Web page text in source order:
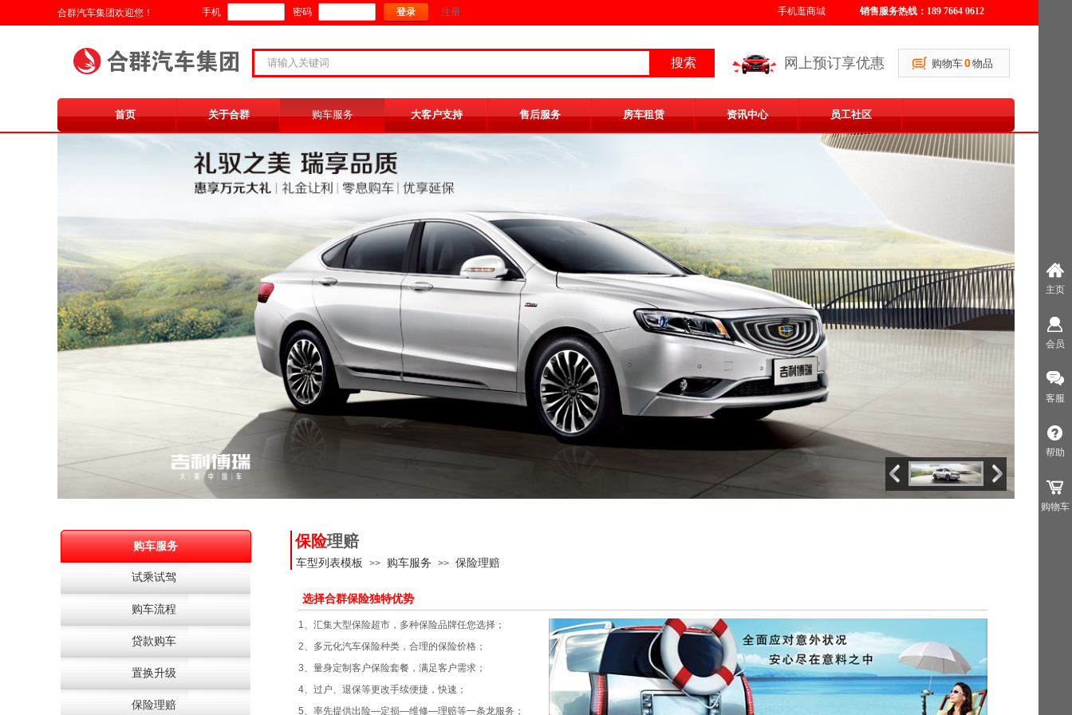
​手机逛商城 销售服务热线：189 7664 0612
合群汽车集团欢迎您！ 手机 密码 登录 注册
购物车0物品
按钮文本
搜索 网上预订享优惠
首页 关于合群 购车服务 大客户支持 售后服务 房车租赁 资讯中心 员工社区
试乘试驾
购车流程
贷款购车
置换升级
保险理赔
购车服务 保险理赔
车型列表模板 >> 购车服务 >> 保险理赔
选择合群保险独特优势
1、汇集大型保险超市，多种保险品牌任您选择；
2、 多元化汽车保险种类，合理的保险价格；
3、 量身定制客户保险套餐，满足客户需求；
4、过户、退保等更改手续便捷，快速；
5、 率先提供出险—定损—维修—理赔等一条龙服务；
主页
会员
客服
帮助
购物车